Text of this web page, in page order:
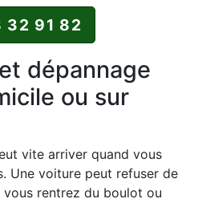
32 91 82
dépannage
ou sur
vite arriver quand vous
Une voiture peut refuser de
rentrez du boulot ou